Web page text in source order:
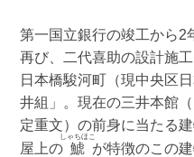
第一国立銀行の竣工から2
再び、二代喜助の設計施
日本橋駿河町（現中央区
井組」。現在の三井本館
定重文）の前身に当たる建
屋上の 鯱
しゃちほこ
が特徴のこの